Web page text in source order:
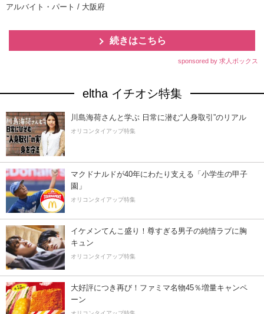
アルバイト・パート / 大阪府
続きはこちら
sponsored by 求人ボックス
eltha イチオシ特集
川島海荷さんと学ぶ 日常に潜む“人身取引”のリアル
オリコンタイアップ特集
マクドナルドが40年にわたり支える「小学生の甲子
園」
オリコンタイアップ特集
イケメンてんこ盛り！尊すぎる男子の純情ラブに胸
キュン
オリコンタイアップ特集
大好評につき再び！ファミマ名物45％増量キャンペ
ーン